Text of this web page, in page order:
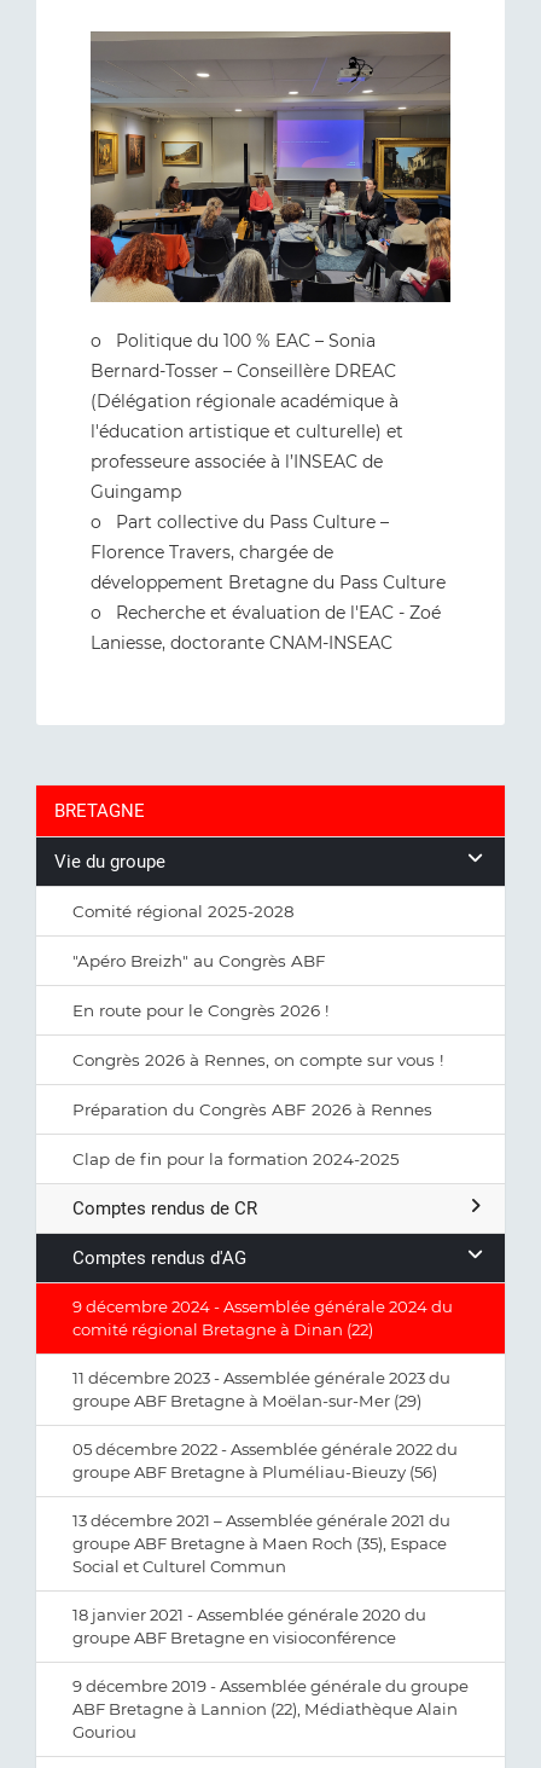
o Politique du 100 % EAC – Sonia
Bernard-Tosser – Conseillère DREAC
(Délégation régionale académique à
l'éducation artistique et culturelle) et
professeure associée à l’INSEAC de
Guingamp
o Part collective du Pass Culture –
Florence Travers, chargée de
développement Bretagne du Pass Culture
o Recherche et évaluation de l'EAC - Zoé
Laniesse, doctorante CNAM-INSEAC
BRETAGNE
Vie du groupe
Comité régional 2025-2028
"Apéro Breizh" au Congrès ABF
En route pour le Congrès 2026 !
Congrès 2026 à Rennes, on compte sur vous !
Préparation du Congrès ABF 2026 à Rennes
Clap de fin pour la formation 2024-2025
Comptes rendus de CR
Comptes rendus d'AG
9 décembre 2024 - Assemblée générale 2024 du
comité régional Bretagne à Dinan (22)
11 décembre 2023 - Assemblée générale 2023 du
groupe ABF Bretagne à Moëlan-sur-Mer (29)
05 décembre 2022 - Assemblée générale 2022 du
groupe ABF Bretagne à Pluméliau-Bieuzy (56)
13 décembre 2021 – Assemblée générale 2021 du
groupe ABF Bretagne à Maen Roch (35), Espace
Social et Culturel Commun
18 janvier 2021 - Assemblée générale 2020 du
groupe ABF Bretagne en visioconférence
9 décembre 2019 - Assemblée générale du groupe
ABF Bretagne à Lannion (22), Médiathèque Alain
Gouriou